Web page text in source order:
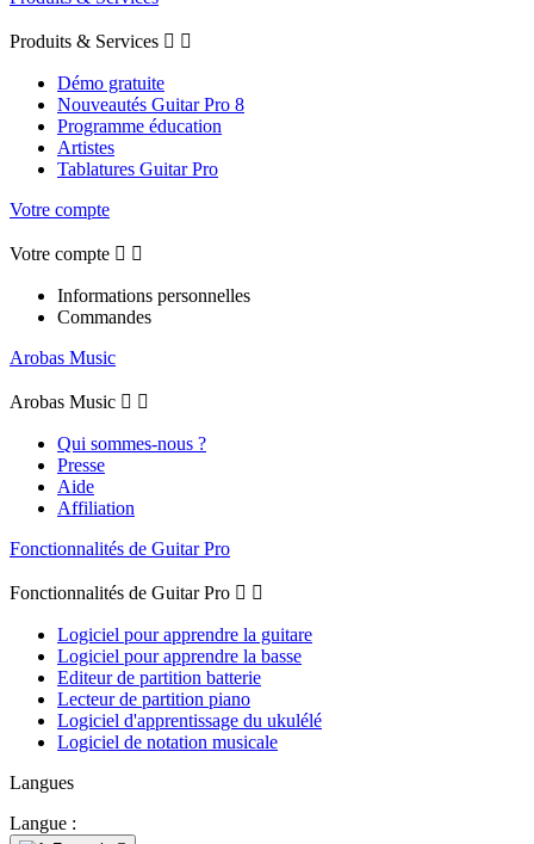
Produits & Services  
Démo gratuite
Nouveautés Guitar Pro 8
Programme éducation
Artistes
Tablatures Guitar Pro
Votre compte
Votre compte  
Informations personnelles
Commandes
Arobas Music
Arobas Music  
Qui sommes-nous ?
Presse
Aide
Affiliation
Fonctionnalités de Guitar Pro
Fonctionnalités de Guitar Pro  
Logiciel pour apprendre la guitare
Logiciel pour apprendre la basse
Editeur de partition batterie
Lecteur de partition piano
Logiciel d'apprentissage du ukulélé
Logiciel de notation musicale
Langues
Langue :